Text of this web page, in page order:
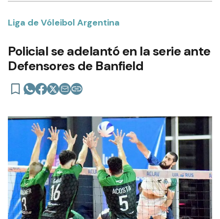
Liga de Vóleibol Argentina
Policial se adelantó en la serie ante
Defensores de Banfield